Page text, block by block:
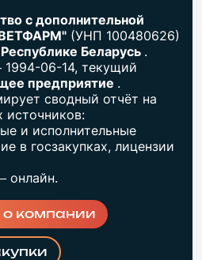
с дополнительной
(УНП 100480626)
Республике Беларусь .
06-14, текущий
предприятие .
сводный отчёт на
источников:
и исполнительные
в госзакупках, лицензии
онлайн.
компании